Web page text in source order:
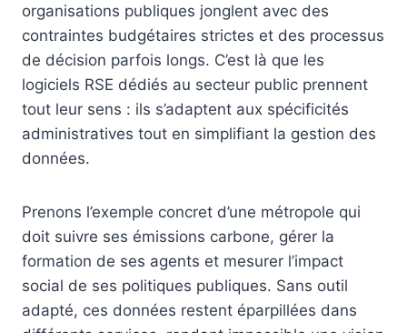
organisations publiques jonglent avec des
contraintes budgétaires strictes et des processus
de décision parfois longs. C’est là que les
logiciels RSE dédiés au secteur public prennent
tout leur sens : ils s’adaptent aux spécificités
administratives tout en simplifiant la gestion des
données.
Prenons l’exemple concret d’une métropole qui
doit suivre ses émissions carbone, gérer la
formation de ses agents et mesurer l’impact
social de ses politiques publiques. Sans outil
adapté, ces données restent éparpillées dans